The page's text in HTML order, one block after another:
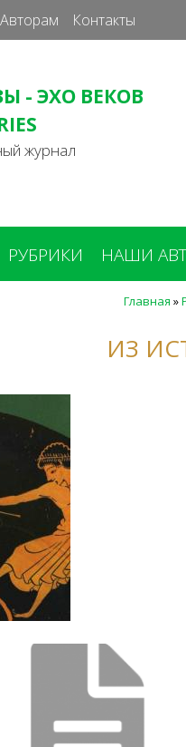
к
Авторам Контакты
- ЭХО ВЕКОВ
журнал
РУБРИКИ НАШИ
Главная »
ИЗ